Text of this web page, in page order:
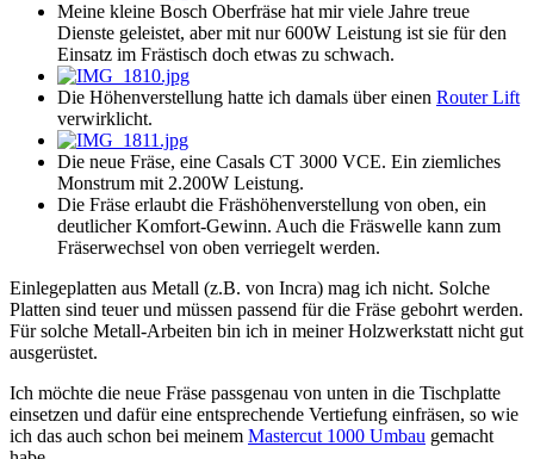
Meine kleine Bosch Oberfräse hat mir viele Jahre treue
Dienste geleistet, aber mit nur 600W Leistung ist sie für den
Einsatz im Frästisch doch etwas zu schwach.
Die Höhenverstellung hatte ich damals über einen Router Lift
verwirklicht.
Die neue Fräse, eine Casals CT 3000 VCE. Ein ziemliches
Monstrum mit 2.200W Leistung.
Die Fräse erlaubt die Fräshöhenverstellung von oben, ein
deutlicher Komfort-Gewinn. Auch die Fräswelle kann zum
Fräserwechsel von oben verriegelt werden.
Einlegeplatten aus Metall (z.B. von Incra) mag ich nicht. Solche
Platten sind teuer und müssen passend für die Fräse gebohrt werden.
Für solche Metall-Arbeiten bin ich in meiner Holzwerkstatt nicht gut
ausgerüstet.
Ich möchte die neue Fräse passgenau von unten in die Tischplatte
einsetzen und dafür eine entsprechende Vertiefung einfräsen, so wie
ich das auch schon bei meinem Mastercut 1000 Umbau gemacht